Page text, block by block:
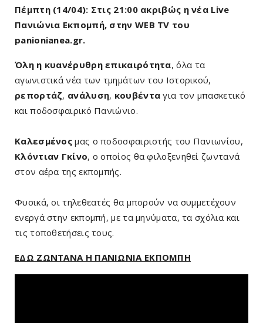
Πέμπτη (14/04): Στις 21:00ακριβώς η νέα Live
Πανιώνια Εκπομπή, στην WEB TV του
panionianea.gr.
Όλη η κυανέρυθρη επικαιρότητα, όλα τα
αγωνιστικά νέα των τμημάτων του Ιστορικού,
ρεπορτάζ, ανάλυση, κουβένταγια τον μπασκετικό
και ποδοσφαιρικό Πανιώνιο.
Καλεσμένοςμας ο ποδοσφαιριστής του Πανιωνίου,
Κλόντιαν Γκίνο, ο οποίος θα φιλοξενηθεί ζωντανά
στον αέρα της εκπομπής.
Φυσικά, οι τηλεθεατές θα μπορούν να συμμετέχουν
ενεργά στην εκπομπή, με τα μηνύματα, τα σχόλια και
τις τοποθετήσεις τους.
ΕΔΩ ΖΩΝΤΑΝΑ Η ΠΑΝΙΩΝΙΑ ΕΚΠΟΜΠΗ